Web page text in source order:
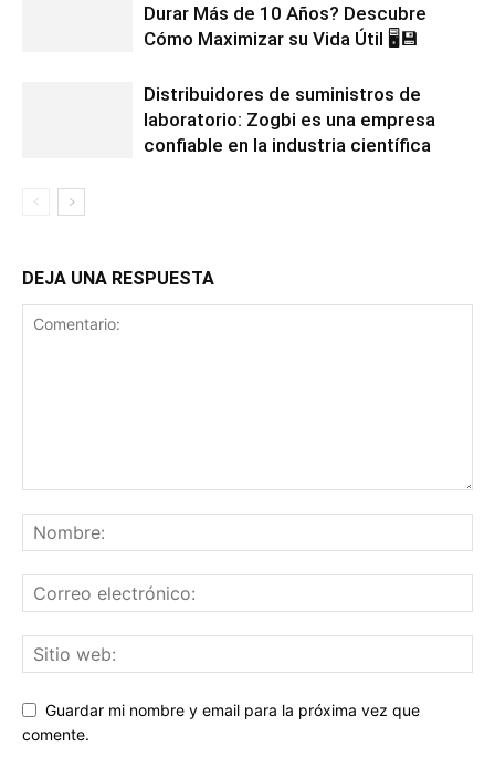
Durar Más de 10 Años? Descubre
Cómo Maximizar su Vida Útil 🖥️💾
Distribuidores de suministros de
laboratorio: Zogbi es una empresa
confiable en la industria científica
DEJA UNA RESPUESTA
Guardar mi nombre y email para la próxima vez que
comente.